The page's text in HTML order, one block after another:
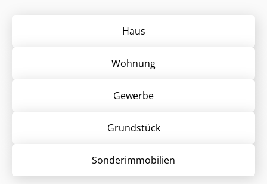
Haus
Wohnung
Gewerbe
Grund­stück
Sonder­immobilien